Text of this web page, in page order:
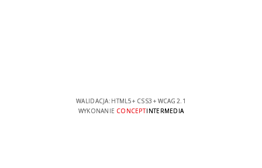
WALIDACJA: HTML5+ CSS3 + WCAG 2.1
WYKONANIE CONCEPTINTERMEDIA